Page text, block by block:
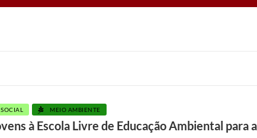
MEIO AMBIENTE
à Escola Livre de Educação Ambiental